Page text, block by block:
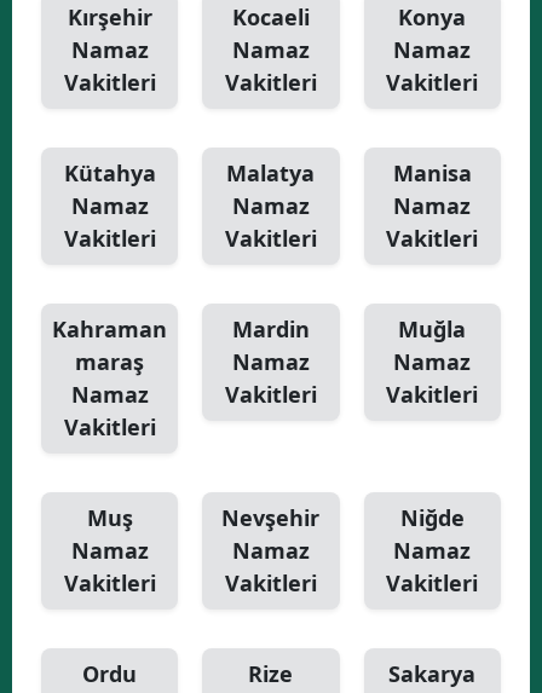
Kırşehir
Namaz
Vakitleri
Kocaeli
Namaz
Vakitleri
Konya
Namaz
Vakitleri
Kütahya
Namaz
Vakitleri
Malatya
Namaz
Vakitleri
Manisa
Namaz
Vakitleri
Kahraman
maraş
Namaz
Vakitleri
Mardin
Namaz
Vakitleri
Muğla
Namaz
Vakitleri
Muş
Namaz
Vakitleri
Nevşehir
Namaz
Vakitleri
Niğde
Namaz
Vakitleri
Ordu
Rize
Sakarya